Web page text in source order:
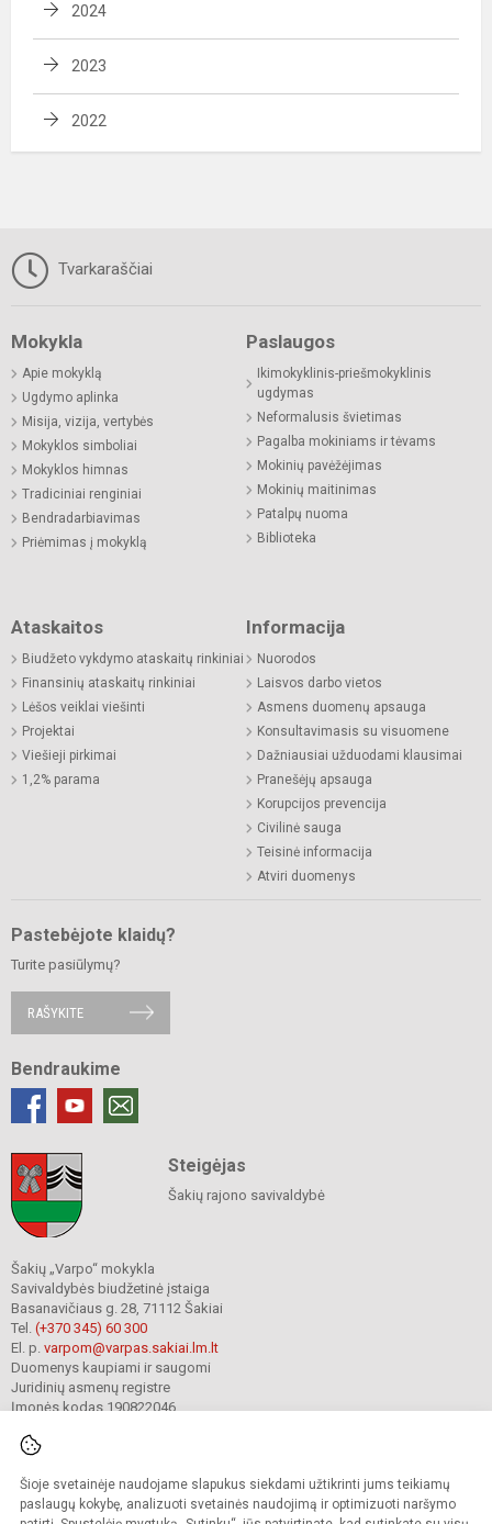
Šioje svetainėje naudojame slapukus siekdami užtikrinti jums teikiamų
paslaugų kokybę, analizuoti svetainės naudojimą ir optimizuoti naršymo
2024
2023
2022
Tvarkaraščiai
Mokykla
Apie mokyklą
Ugdymo aplinka
Misija, vizija, vertybės
Mokyklos simboliai
Mokyklos himnas
Tradiciniai renginiai
Bendradarbiavimas
Priėmimas į mokyklą
Paslaugos
Ikimokyklinis-priešmokyklinis
ugdymas
Neformalusis švietimas
Pagalba mokiniams ir tėvams
Mokinių pavėžėjimas
Mokinių maitinimas
Patalpų nuoma
Biblioteka
Ataskaitos
Biudžeto vykdymo ataskaitų rinkiniai
Finansinių ataskaitų rinkiniai
Lėšos veiklai viešinti
Projektai
Viešieji pirkimai
1,2% parama
Informacija
Nuorodos
Laisvos darbo vietos
Asmens duomenų apsauga
Konsultavimasis su visuomene
Dažniausiai užduodami klausimai
Pranešėjų apsauga
Korupcijos prevencija
Civilinė sauga
Teisinė informacija
Atviri duomenys
Pastebėjote klaidų?
Turite pasiūlymų?
RAŠYKITE
Bendraukime
Steigėjas
Šakių rajono savivaldybė
Šakių „Varpo“ mokykla
Savivaldybės biudžetinė įstaiga
Basanavičiaus g. 28, 71112 Šakiai
Tel. (+370 345) 60 300
El. p. varpom@varpas.sakiai.lm.lt
Duomenys kaupiami ir saugomi
Juridinių asmenų registre
Įmonės kodas 190822046
© 2023. Šakių „Varpo“ mokykla. Visos teisės saugomos.
Kopijuoti turinį be raštiško mokyklos sutikimo griežtai draudžiama.